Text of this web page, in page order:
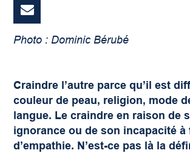
Photo : Dominic Bérubé
Craindre l’autre parce qu’il est
couleur de peau, religion, mode
langue. Le craindre en raison de
ignorance ou de son incapacité à
d’empathie. N’est-ce pas là la